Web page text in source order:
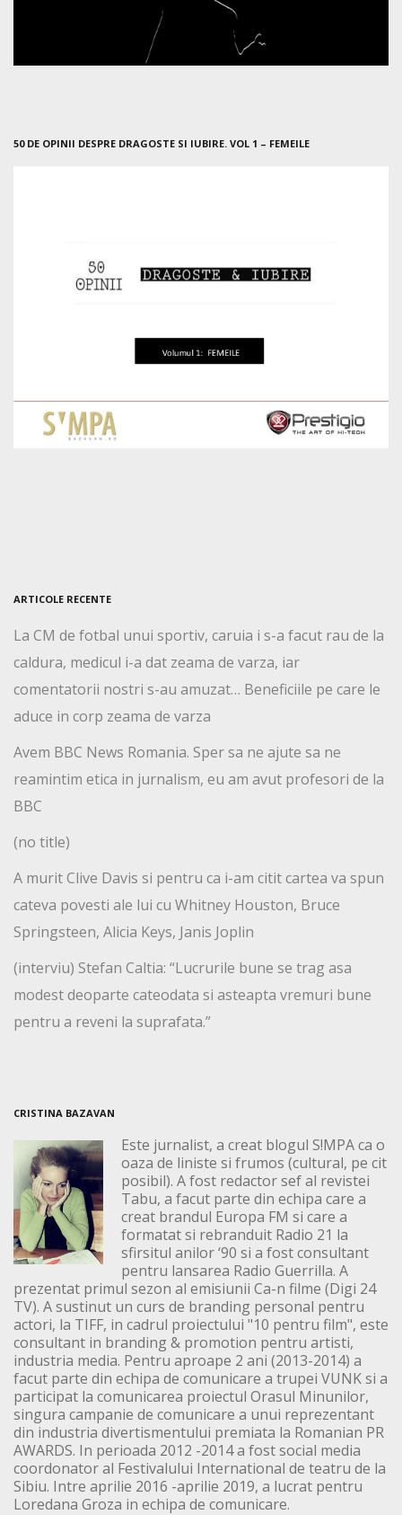
50 DE OPINII DESPRE DRAGOSTE SI IUBIRE. VOL 1 – FEMEILE
ARTICOLE RECENTE
La CM de fotbal unui sportiv, caruia i s-a facut rau de la
caldura, medicul i-a dat zeama de varza, iar
comentatorii nostri s-au amuzat… Beneficiile pe care le
aduce in corp zeama de varza
Avem BBC News Romania. Sper sa ne ajute sa ne
reamintim etica in jurnalism, eu am avut profesori de la
BBC
(no title)
A murit Clive Davis si pentru ca i-am citit cartea va spun
cateva povesti ale lui cu Whitney Houston, Bruce
Springsteen, Alicia Keys, Janis Joplin
(interviu) Stefan Caltia: “Lucrurile bune se trag asa
modest deoparte cateodata si asteapta vremuri bune
pentru a reveni la suprafata.”
CRISTINA BAZAVAN
Este jurnalist, a creat blogul S!MPA ca o
oaza de liniste si frumos (cultural, pe cit
posibil). A fost redactor sef al revistei
Tabu, a facut parte din echipa care a
creat brandul Europa FM si care a
formatat si rebranduit Radio 21 la
sfirsitul anilor ‘90 si a fost consultant
pentru lansarea Radio Guerrilla. A
prezentat primul sezon al emisiunii Ca-n filme (Digi 24
TV). A sustinut un curs de branding personal pentru
actori, la TIFF, in cadrul proiectului "10 pentru film", este
consultant in branding & promotion pentru artisti,
industria media. Pentru aproape 2 ani (2013-2014) a
facut parte din echipa de comunicare a trupei VUNK si a
participat la comunicarea proiectul Orasul Minunilor,
singura campanie de comunicare a unui reprezentant
din industria divertismentului premiata la Romanian PR
AWARDS. In perioada 2012 -2014 a fost social media
coordonator al Festivalului International de teatru de la
Sibiu. Intre aprilie 2016 -aprilie 2019, a lucrat pentru
Loredana Groza in echipa de comunicare.